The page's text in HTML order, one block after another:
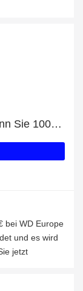
Erhalten Sie einen 27% Rabatt, wenn Sie 100€ bei WD Europe ausgeben
bei WD Europe
und es wird
jetzt